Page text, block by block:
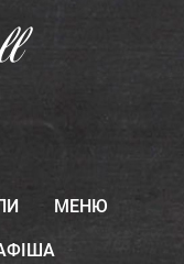
МЕНЮ